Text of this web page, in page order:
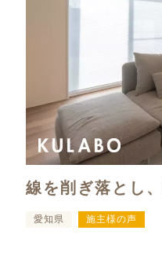
線を削ぎ落とし
愛知県 施主様の声